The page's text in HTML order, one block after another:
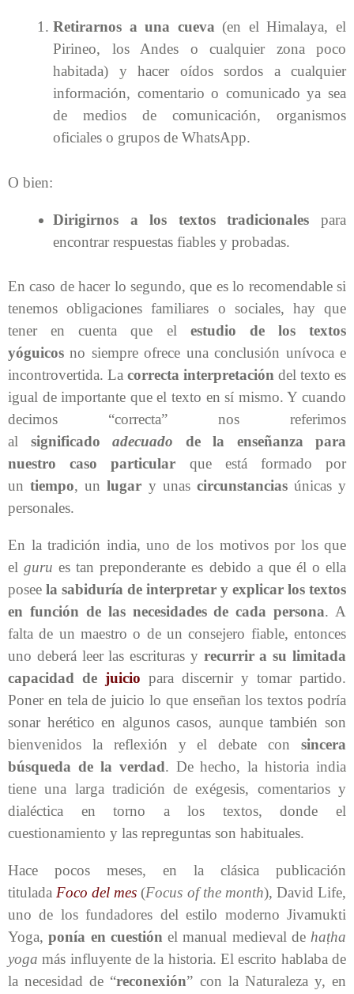
Retirarnos a una cueva (en el Himalaya, el
Pirineo, los Andes o cualquier zona poco
habitada) y hacer oídos sordos a cualquier
información, comentario o comunicado ya sea
de medios de comunicación, organismos
oficiales o grupos de WhatsApp.
O bien:
Dirigirnos a los textos tradicionales para
encontrar respuestas fiables y probadas.
En caso de hacer lo segundo, que es lo recomendable si
tenemos obligaciones familiares o sociales, hay que
tener en cuenta que el estudio de los textos
yóguicos no siempre ofrece una conclusión unívoca e
incontrovertida. La correcta interpretación del texto es
igual de importante que el texto en sí mismo. Y cuando
decimos “correcta” nos referimos
al significado adecuado de la enseñanza para
nuestro caso particular que está formado por
untiempo, unlugar y unas circunstanciasúnicas y
personales.
En la tradición india, uno de los motivos por los que
elguru es tan preponderante es debido a que él o ella
posee la sabiduría de interpretar y explicar los textos
en función de las necesidades de cada persona. A
falta de un maestro o de un consejero fiable, entonces
uno deberá leer las escrituras y recurrir a su limitada
capacidad de juicio para discernir y tomar partido.
Poner en tela de juicio lo que enseñan los textos podría
sonar herético en algunos casos, aunque también son
bienvenidos la reflexión y el debate con sincera
búsqueda de la verdad. De hecho, la historia india
tiene una larga tradición de exégesis, comentarios y
dialéctica en torno a los textos, donde el
cuestionamiento y las repreguntas son habituales.
Hace pocos meses, en la clásica publicación
titulada Foco del mes (Focus of the month), David Life,
uno de los fundadores del estilo moderno Jivamukti
Yoga,ponía en cuestión el manual medieval de haṭha
yoga más influyente de la historia. El escrito hablaba de
la necesidad de “reconexión” con la Naturaleza y, en